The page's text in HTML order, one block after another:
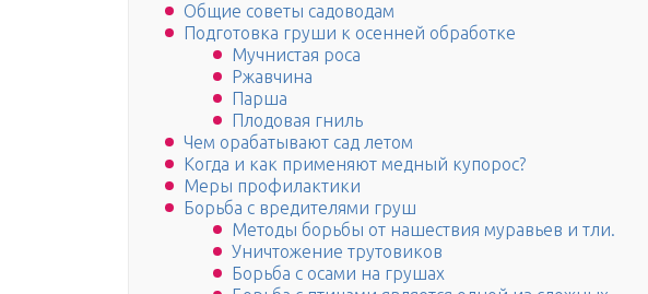
Общие советы садоводам
Подготовка груши к осенней обработке
Мучнистая роса
Ржавчина
Парша
Плодовая гниль
Чем орабатывают сад летом
Когда и как применяют медный купорос?
Меры профилактики
Борьба с вредителями груш
Методы борьбы от нашествия муравьев и тли.
Уничтожение трутовиков
Борьба с осами на грушах